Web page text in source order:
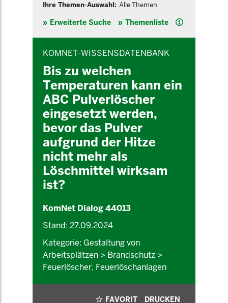
Ihre Themen-Auswahl: Alle Themen
Erweiterte Suche Themenliste Hilfe
KOMNET-WISSENSDATENBANK
Bis zu welchen
Temperaturen kann ein
ABC Pulverlöscher
eingesetzt werden,
bevor das Pulver
aufgrund der Hitze
nicht mehr als
Löschmittel wirksam
ist?
KomNet Dialog 44013
Stand: 27.09.2024
Kategorie: Gestaltung von
Arbeitsplätzen > Brandschutz >
Feuerlöscher, Feuerlöschanlagen
FAVORIT DRUCKEN